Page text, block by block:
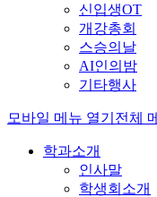
신입생OT
개강총회
스승의날
AI인의밤
기타행사
모바일 메뉴 열기 전체
학과소개
인사말
학생회소개